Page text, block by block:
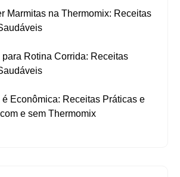
Marmitas na Thermomix: Receitas
Rotina Corrida: Receitas
Econômica: Receitas Práticas e
e sem Thermomix